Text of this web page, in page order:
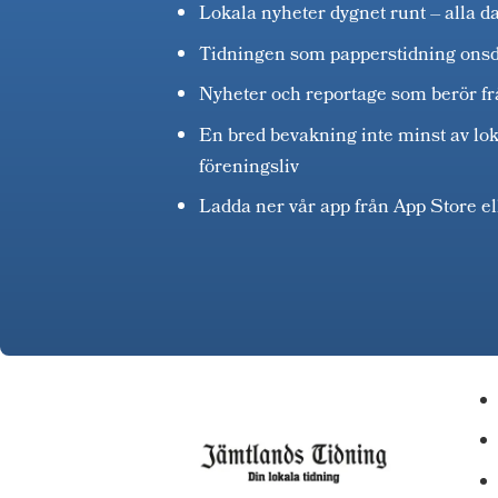
Lokala nyheter dygnet runt – alla
Tidningen som papperstidning
Nyheter och reportage som berör
En bred bevakning inte minst av
föreningsliv
Ladda ner vår app från App Store